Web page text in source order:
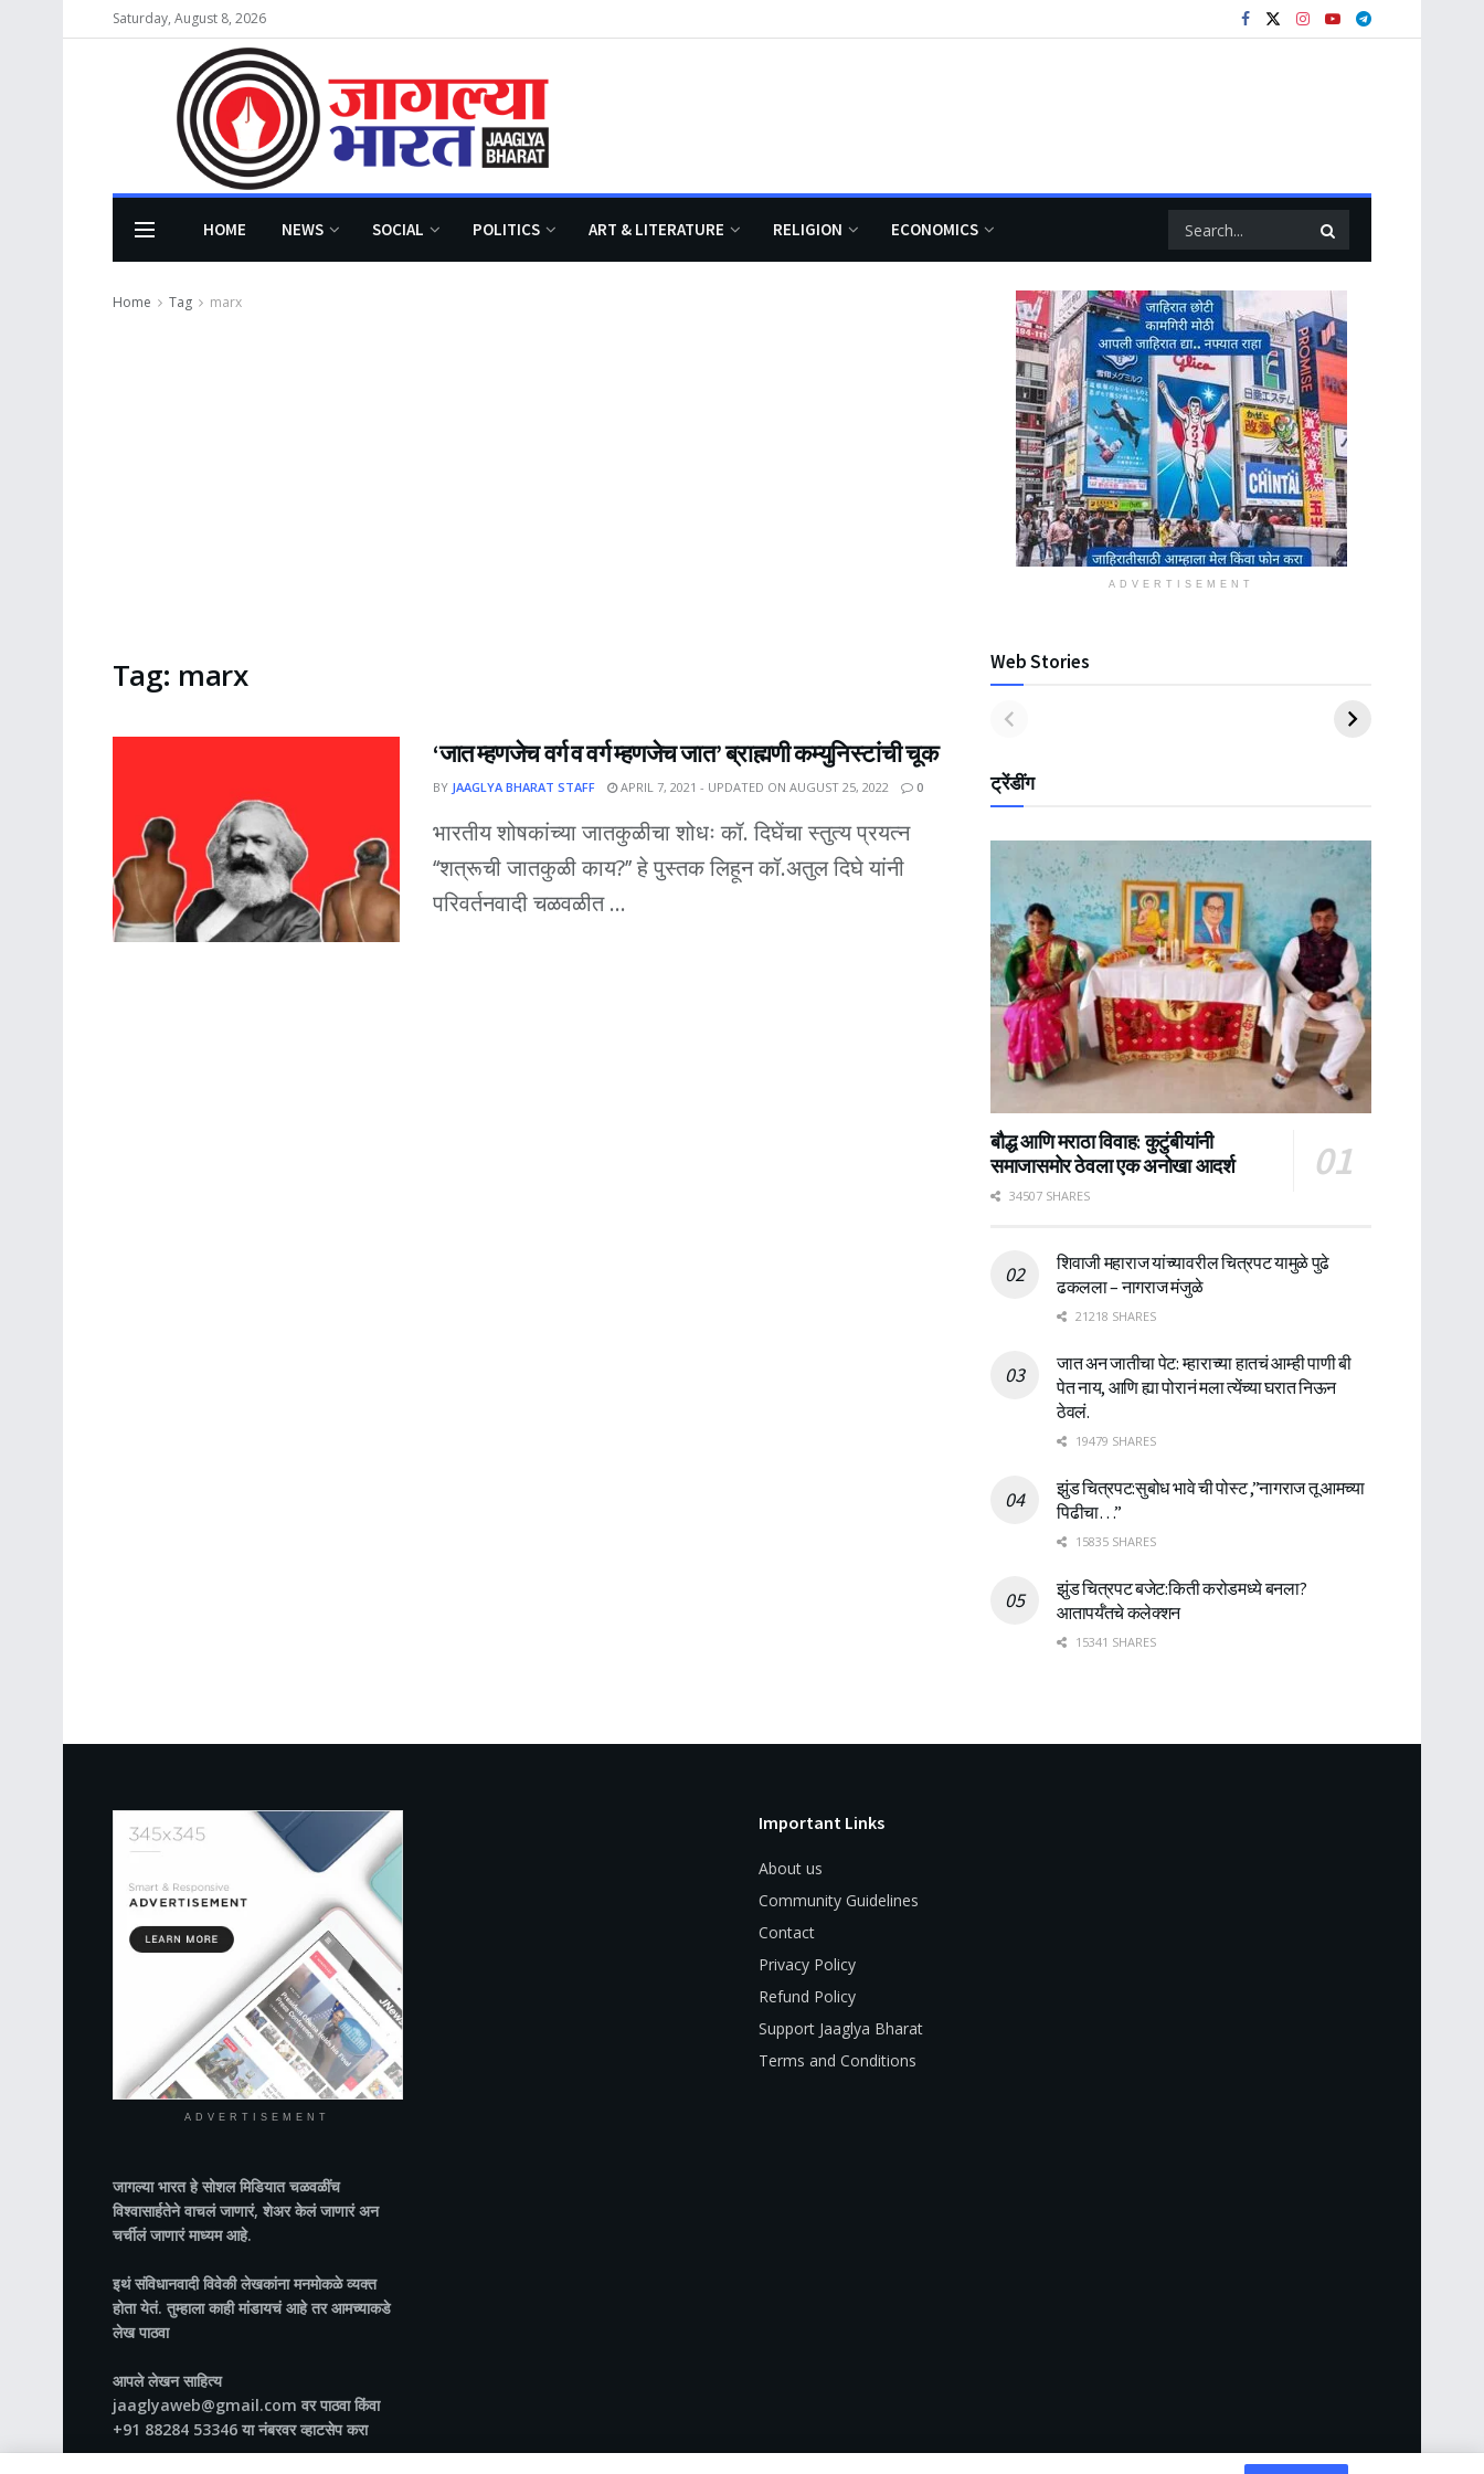
Saturday, August 8, 2026
HOME NEWS SOCIAL POLITICS ART & LITERATURE RELIGION ECONOMICS
Home Tag marx
Tag: marx
‘जात म्हणजेच वर्ग व वर्ग म्हणजेच जात’ ब्राह्मणी कम्युनिस्टांची चूक
BY JAAGLYA BHARAT STAFF APRIL 7, 2021 - UPDATED ON AUGUST 25, 2022 0
भारतीय शोषकांच्या जातकुळीचा शोधः कॉ. दिघेंचा स्तुत्य प्रयत्न
‘‘शत्रूची जातकुळी काय?’’ हे पुस्तक लिहून कॉ.अतुल दिघे यांनी
परिवर्तनवादी चळवळीत ...
ADVERTISEMENT
Web Stories
ट्रेंडींग
बौद्ध आणि मराठा विवाह: कुटुंबीयांनी
समाजासमोर ठेवला एक अनोखा आदर्श
34507 SHARES
शिवाजी महाराज यांच्यावरील चित्रपट यामुळे पुढे
ढकलला – नागराज मंजुळे
21218 SHARES
जात अन जातीचा पेट: म्हाराच्या हातचं आम्ही पाणी बी
पेत नाय, आणि ह्या पोरानं मला त्येंच्या घरात निऊन
ठेवलं.
19479 SHARES
झुंड चित्रपट:सुबोध भावे ची पोस्ट ,”नागराज तू आमच्या
पिढीचा…”
15835 SHARES
झुंड चित्रपट बजेट:किती करोडमध्ये बनला?
आतापर्यँतचे कलेक्शन
15341 SHARES
ADVERTISEMENT
जागल्या भारतहे सोशल मिडियात चळवळींच
विश्वासार्हतेने वाचलं जाणारं, शेअर केलं जाणारं अन
चर्चीलं जाणारं माध्यम आहे.
इथं संविधानवादी विवेकी लेखकांना मनमोकळे व्यक्त
होता येतं. तुम्हाला काही मांडायचं आहे तर आमच्याकडे
लेख पाठवा
आपले लेखन साहित्य
jaaglyaweb@gmail.com वर पाठवा किंवा
+91 88284 53346 या नंबरवर व्हाटसेप करा
Important Links
About us
Community Guidelines
Contact
Privacy Policy
Refund Policy
Support Jaaglya Bharat
Terms and Conditions